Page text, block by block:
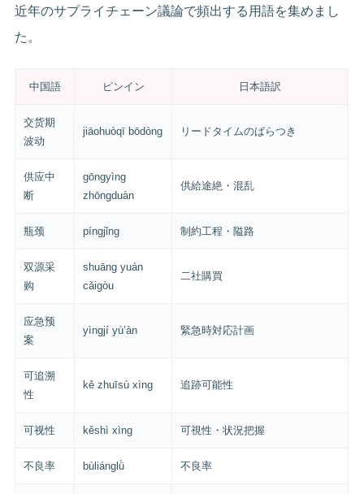
近年のサプライチェーン議論で頻出する用語を集めまし
た。
中国語 ピンイン 日本語訳
交货期
波动
jiāohuòqī bōdòng リードタイムのばらつき
供应中
断
gōngyìng
zhōngduàn
供給途絶・混乱
瓶颈 píngjǐng 制約工程・隘路
双源采
购
shuāng yuán
cǎigòu
二社購買
应急预
案
yìngjí yù’àn 緊急時対応計画
可追溯
性
kě zhuīsù xìng 追跡可能性
可视性 kěshì xìng 可視性・状況把握
不良率 bùliánglǜ 不良率